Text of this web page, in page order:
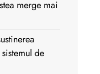
merge mai
de